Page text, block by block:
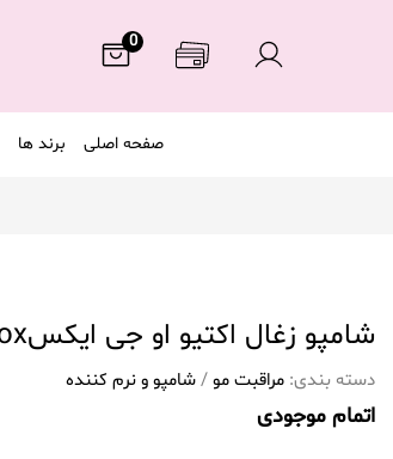
0
صفحه اصلی برند ها
شامپو زغال اکتیو او جی ایکسCharcoal Detox
دسته بندی: مراقبت مو/شامپو و نرم کننده
اتمام موجودی